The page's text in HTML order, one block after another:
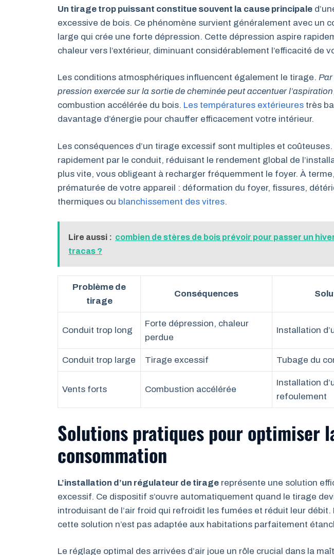
Un tirage trop puissant constitue souvent la cause principale
excessive de bois. Ce phénomène survient généralement avec un
large qui crée une forte dépression. Cette dépression aspire
chaleur vers l’extérieur, diminuant considérablement l’efficacité de
Les conditions atmosphériques influencent également le tirage.
pression exercée sur la sortie de cheminée peut accentuer l’aspiration
combustion accélérée du bois. Les températures extérieures très
davantage d’énergie pour chauffer efficacement votre intérieur.
Les conséquences d’un tirage excessif sont multiples et coûteuses.
rapidement par le conduit, réduisant le rendement global de
plus vite, vous obligeant à recharger fréquemment le foyer. À
prématurée de votre appareil : déformation du foyer, fissures,
thermiques ou blanchissement des vitres.
Lire aussi : combien de stères de bois prévoir pour passer un
tracas ?
Problème de
tirage
Conséquences
Conduit trop long
Forte dépression, chaleur
perdue
Installation
Conduit trop large Tirage excessif Tubage du
Vents forts Combustion accélérée
Installation
refoulement
Solutions pratiques pour optimiser
consommation
L’installation d’un régulateur de tirage représente une solution
excessif. Ce dispositif s’ouvre automatiquement quand le tirage
introduisant de l’air froid qui refroidit les fumées et réduit leur débit.
cette solution n’est pas adaptée aux habitations parfaitement
Le réglage optimal des arrivées d’air joue un rôle crucial dans la